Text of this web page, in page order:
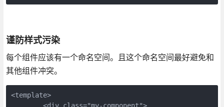
谨防样式污染
每个组件应该有一个命名空间。且这个命名空间最好避免和
其他组件冲突。
<template>